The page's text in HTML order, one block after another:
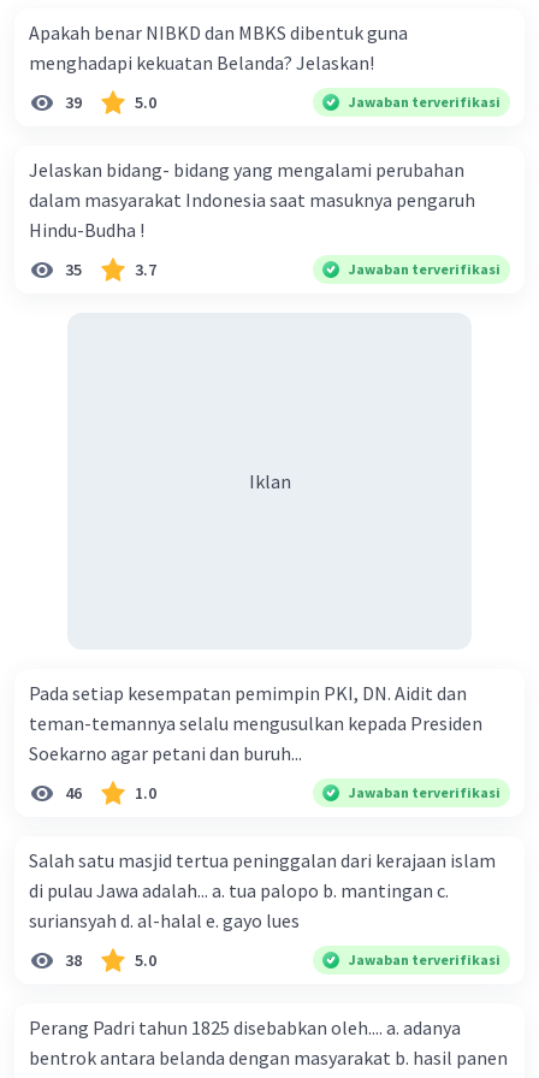
Beri Rating·0.0(0) Balas
Apakah benar NIBKD dan MBKS dibentuk guna
menghadapi kekuatan Belanda? Jelaskan!
39 5.0 Jawaban terverifikasi
Jelaskan bidang- bidang yang mengalami perubahan
dalam masyarakat Indonesia saat masuknya pengaruh
Hindu-Budha !
35 3.7 Jawaban terverifikasi
Iklan
Pada setiap kesempatan pemimpin PKI, DN. Aidit dan
teman-temannya selalu mengusulkan kepada Presiden
Soekarno agar petani dan buruh...
46 1.0 Jawaban terverifikasi
Salah satu masjid tertua peninggalan dari kerajaan islam
di pulau Jawa adalah... a. tua palopo b. mantingan c.
suriansyah d. al-halal e. gayo lues
38 5.0 Jawaban terverifikasi
Perang Padri tahun 1825 disebabkan oleh.... a. adanya
bentrok antara belanda dengan masyarakat b. hasil panen